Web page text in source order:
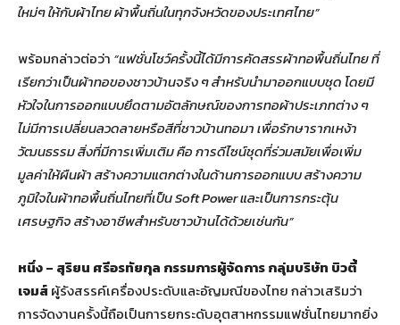
ใหม่ๆ ให้กับผ้าไทย ผ้าพื้นถิ่นในทุกจังหวัดของประเทศไทย”
พร้อมกล่าวต่อว่า “แฟชั่นโชว์ครั้งนี้ได้มีการคัดสรรผ้าทอพื้นถิ่นไทย ที่
เรียกว่าเป็นผ้าทอของชาวบ้านจริง ๆสำหรับนำมาออกแบบชุด โดยมี
หัวใจในการออกแบบยึดตามอัตลักษณ์ของการทอผ้าประเภทต่าง ๆ
ไม่มีการเปลี่ยนลวดลายหรือสีที่ชาวบ้านทอมา เพื่อรักษารากเหง้า
วัฒนธรรม สิ่งที่มีการเพิ่มเติม คือ การดีไซน์ชุดที่ร่วมสมัยเพื่อเพิ่ม
มูลค่าให้ผืนผ้า สร้างความแตกต่างในด้านการออกแบบ สร้างความ
ภูมิใจในผ้าทอพื้นถิ่นไทยที่เป็นSoft Power และเป็นการกระตุ้น
เศรษฐกิจ สร้างอาชีพสำหรับชาวบ้านได้ด้วยเช่นกัน”
หนึ่ง – สุริยน ศรีอรทัยกุล กรรมการผู้จัดการ กลุ่มบริษัท บิวตี้
เจมส์ผู้รังสรรค์เครื่องประดับและอัญมณีของไทย กล่าวเสริมว่า
การจัดงานครั้งนี้ถือเป็นการยกระดับอุตสาหกรรมแฟชั่นไทยมากยิ่ง